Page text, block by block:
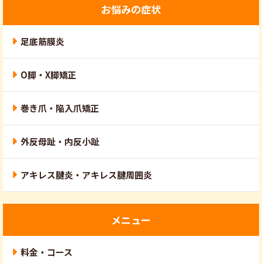
お悩みの症状
足底筋膜炎
O脚・X脚矯正
巻き爪・陥入爪矯正
外反母趾・内反小趾
アキレス腱炎・アキレス腱周囲炎
メニュー
料金・コース